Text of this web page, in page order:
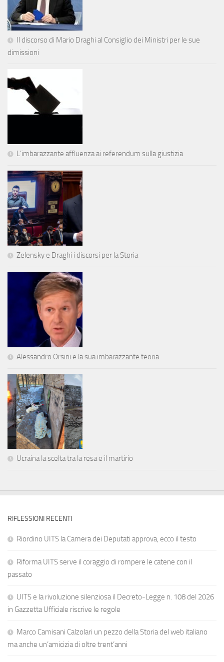
Il discorso di Mario Draghi al Consiglio dei Ministri per le sue
dimissioni
L’imbarazzante affluenza ai referendum sulla giustizia
Zelensky e Draghi i discorsi per la Storia
Alessandro Orsini e la sua imbarazzante teoria
Ucraina la scelta tra la resa e il martirio
RIFLESSIONI RECENTI
Riordino UITS la Camera dei Deputati approva, ecco il testo
Riforma UITS serve il coraggio di rompere le catene con il
passato
UITS e la rivoluzione silenziosa il Decreto-Legge n. 108 del 2026
in Gazzetta Ufficiale riscrive le regole
Marco Camisani Calzolari un pezzo della Storia del web italiano
ma anche un’amicizia di oltre trent’anni